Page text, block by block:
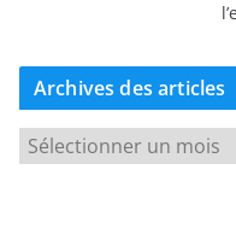
a
Archives des articles